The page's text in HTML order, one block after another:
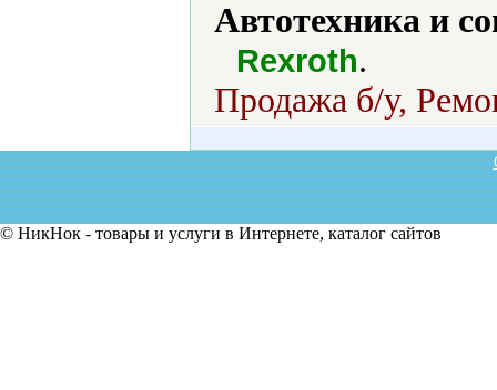
Автотехника и
Rexroth.
Продажа б/у,
© НикНок - товары и услуги в Интернете, каталог сайтов